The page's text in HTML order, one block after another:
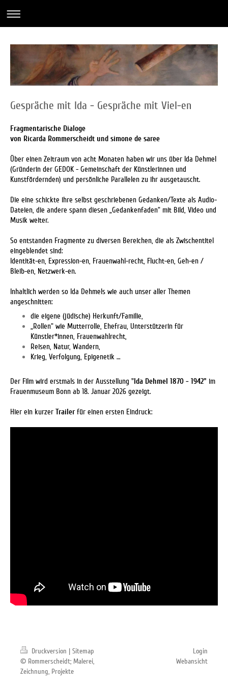
Gespräche mit Ida - Gespräche mit Viel-en
Fragmentarische Dialoge
von Ricarda Rommerscheidt und simone de saree
Über einen Zeitraum von acht Monaten haben wir uns über Ida Dehmel
(Gründerin der GEDOK - Gemeinschaft der Künstlerinnen und
Kunstfördernden) und persönliche Parallelen zu ihr ausgetauscht.
Die eine schickte ihre selbst geschriebenen Gedanken/Texte als Audio-
Dateien, die andere spann diesen „Gedankenfaden“ mit Bild, Video und
Musik weiter.
So entstanden Fragmente zu diversen Bereichen, die als Zwischentitel
eingeblendet sind:
Identität-en, Expression-en, Frauenwahl-recht, Flucht-en, Geh-en /
Bleib-en, Netzwerk-en.
Inhaltlich werden so Ida Dehmels wie auch unser aller Themen
angeschnitten:
die eigene (jüdische) Herkunft/Familie,
„Rollen“ wie Mutterrolle, Ehefrau, Unterstützerin für
Künstler*innen, Frauenwahlrecht,
Reisen, Natur, Wandern,
Krieg, Verfolgung, Epigenetik …
Der Film wird erstmals in der Ausstellung "Ida Dehmel 1870 - 1942" im
Frauenmuseum Bonn ab 18. Januar 2026 gezeigt.
Hier ein kurzer Trailerfür einen ersten Eindruck:
Druckversion | Sitemap
© Rommerscheidt; Malerei,
Zeichnung, Projekte
Login
Webansicht